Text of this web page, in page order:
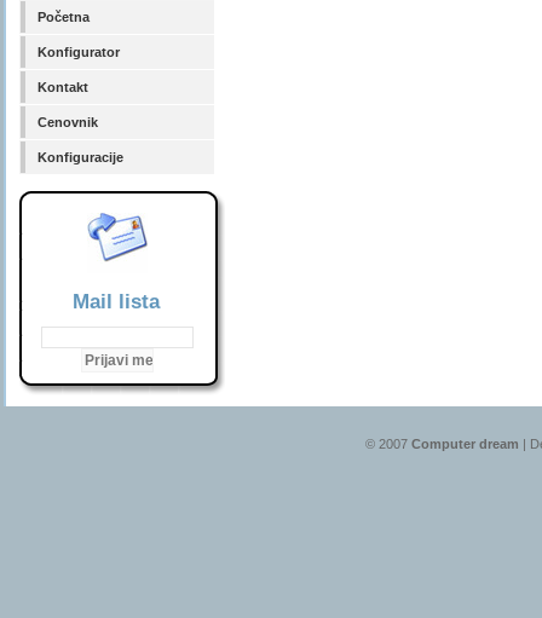
Početna
Konfigurator
Kontakt
Cenovnik
Konfiguracije
Mail lista
© 2007 Computer dream |